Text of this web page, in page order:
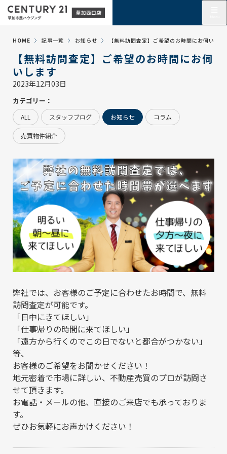
HOME 記事一覧 お知らせ 【無料訪問査定】ご希望のお時間にお伺いしま
【無料訪問査定】ご希望のお時間にお伺
いします
2023年12月03日
カテゴリー：
ALL スタッフブログ お知らせ コラム
売買物件紹介
弊社では、お客様のご予定に合わせたお時間で、無料
訪問査定が可能です。
「日中にきてほしい」
「仕事帰りの時間に来てほしい」
「遠方から行くのでこの日でないと都合がつかない」
等、
お客様のご希望をお聞かせください！
地元密着で市場に詳しい、不動産売買のプロが訪問さ
せて頂きます。
お電話・メールの他、直接のご来店でも承っておりま
す。
ぜひお気軽にお声かけください！